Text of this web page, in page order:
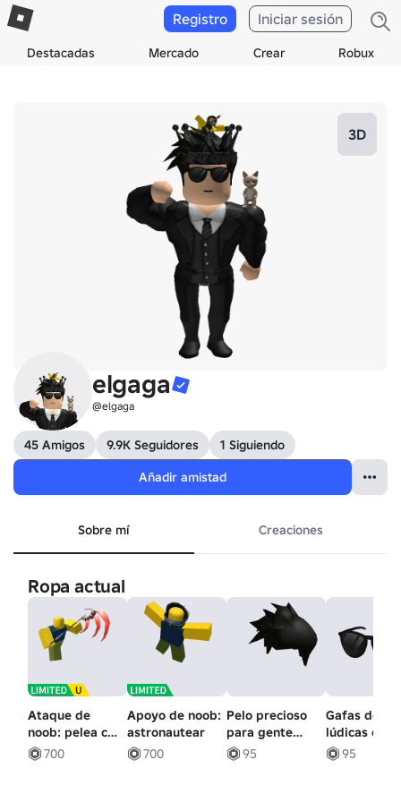
Destacadas Mercado Crear Robux
Registro Iniciar sesión
3D
elgaga
@elgaga
45 Amigos 9.9K Seguidores
1 Siguiendo
Añadir amistad
Sobre mí Creaciones
Ropa actual
Ataque de
noob: pelea con
guadaña láser
700
Apoyo de noob:
astronautear
700
Pelo precioso
para gente
bonita
95
Gafas de sol
lúdicas en
negro
95